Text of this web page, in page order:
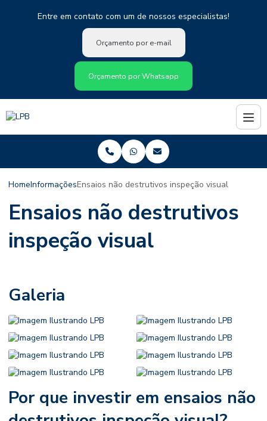
Entre em contato com um de nossos especialistas!
Orçamento por e-mail
Orçamento por Whatsapp
HomeInformaçõesEnsaios não destrutivos inspeção visual
Ensaios não destrutivos
inspeção visual
Galeria
Por que investir em ensaios não